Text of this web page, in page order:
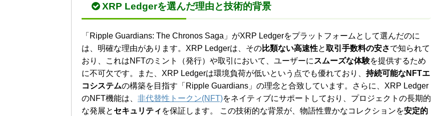
XRP Ledgerを選んだ理由と技術的背景
「Ripple Guardians: The Chronos Saga」がXRP Ledgerをプラットフォームとして選んだのに
は、明確な理由があります。XRP Ledgerは、その比類ない高速性と取引手数料の安さで知られて
おり、これはNFTのミント（発行）や取引において、ユーザーに スムーズな体験を提供するため
に不可欠です。また、XRP Ledgerは環境負荷が低いという点でも優れており、 持続可能なNFTエ
コシステムの構築を目指す「Ripple Guardians」の理念と合致しています。さらに、XRP Ledger
のNFT機能は、 非代替性トークン(NFT)をネイティブにサポートしており、プロジェクトの長期的
な発展と セキュリティ を保証します。 この技術的な背景が、物語性豊かなコレクションを安定的